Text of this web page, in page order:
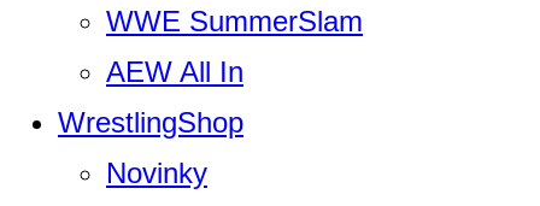
WWE SummerSlam
AEW All In
WrestlingShop
Novinky